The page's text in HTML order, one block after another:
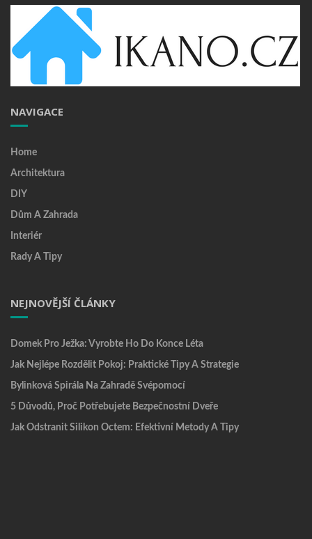
NAVIGACE
Home
Architektura
DIY
Dům A Zahrada
Interiér
Rady A Tipy
NEJNOVĚJŠÍ ČLÁNKY
Domek Pro Ježka: Vyrobte Ho Do Konce Léta
Jak Nejlépe Rozdělit Pokoj: Praktické Tipy A Strategie
Bylinková Spirála Na Zahradě Svépomocí
5 Důvodů, Proč Potřebujete Bezpečnostní Dveře
Jak Odstranit Silikon Octem: Efektivní Metody A Tipy